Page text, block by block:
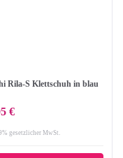
Rila-S Klettschuh in blau
€
gesetzlicher MwSt.